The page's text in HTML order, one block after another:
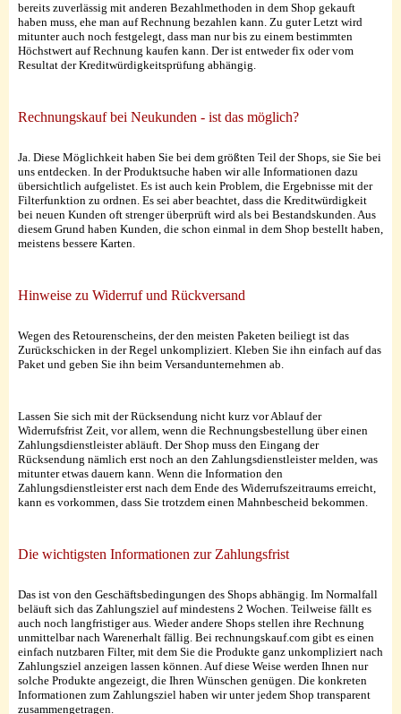
bereits zuverlässig mit anderen Bezahlmethoden in dem Shop gekauft
haben muss, ehe man auf Rechnung bezahlen kann. Zu guter Letzt wird
mitunter auch noch festgelegt, dass man nur bis zu einem bestimmten
Höchstwert auf Rechnung kaufen kann. Der ist entweder fix oder vom
Resultat der Kreditwürdigkeitsprüfung abhängig.
Rechnungskauf bei Neukunden - ist das möglich?
Ja. Diese Möglichkeit haben Sie bei dem größten Teil der Shops, sie Sie bei
uns entdecken. In der Produktsuche haben wir alle Informationen dazu
übersichtlich aufgelistet. Es ist auch kein Problem, die Ergebnisse mit der
Filterfunktion zu ordnen. Es sei aber beachtet, dass die Kreditwürdigkeit
bei neuen Kunden oft strenger überprüft wird als bei Bestandskunden. Aus
diesem Grund haben Kunden, die schon einmal in dem Shop bestellt haben,
meistens bessere Karten.
Hinweise zu Widerruf und Rückversand
Wegen des Retourenscheins, der den meisten Paketen beiliegt ist das
Zurückschicken in der Regel unkompliziert. Kleben Sie ihn einfach auf das
Paket und geben Sie ihn beim Versandunternehmen ab.
Lassen Sie sich mit der Rücksendung nicht kurz vor Ablauf der
Widerrufsfrist Zeit, vor allem, wenn die Rechnungsbestellung über einen
Zahlungsdienstleister abläuft. Der Shop muss den Eingang der
Rücksendung nämlich erst noch an den Zahlungsdienstleister melden, was
mitunter etwas dauern kann. Wenn die Information den
Zahlungsdienstleister erst nach dem Ende des Widerrufszeitraums erreicht,
kann es vorkommen, dass Sie trotzdem einen Mahnbescheid bekommen.
Die wichtigsten Informationen zur Zahlungsfrist
Das ist von den Geschäftsbedingungen des Shops abhängig. Im Normalfall
beläuft sich das Zahlungsziel auf mindestens 2 Wochen. Teilweise fällt es
auch noch langfristiger aus. Wieder andere Shops stellen ihre Rechnung
unmittelbar nach Warenerhalt fällig. Bei rechnungskauf.com gibt es einen
einfach nutzbaren Filter, mit dem Sie die Produkte ganz unkompliziert nach
Zahlungsziel anzeigen lassen können. Auf diese Weise werden Ihnen nur
solche Produkte angezeigt, die Ihren Wünschen genügen. Die konkreten
Informationen zum Zahlungsziel haben wir unter jedem Shop transparent
zusammengetragen.